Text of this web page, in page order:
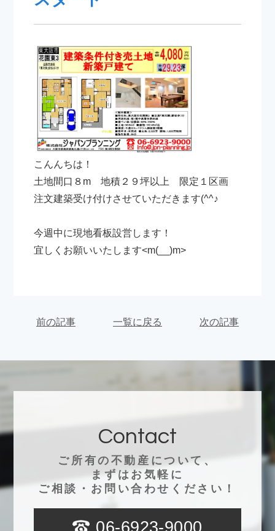
こんんちは！
土地間口８m 地積２９坪以上 限定１区画
注文建築受け付けさせていただきます(^^♪
今週中に現地看板設営します！
宜しくお願いいたします<m(__)m>
前の記事 一覧に戻る 次の記事
Contact
ご所有の不動産について、
まずはお気軽に
ご相談・お問い合わせください！